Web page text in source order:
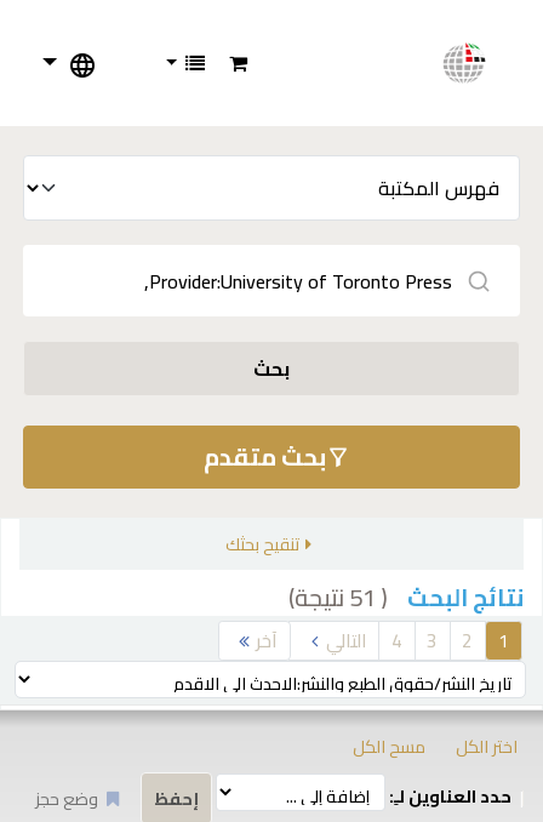
بحث
بحث متقدم
تنقيح بحثك
نتائج البحث ( 51 نتيجة)
1
2
3
4 التالي آخر
ترتيب بواسطة:
اختر الكل
مسح الكل
حدد العناوين لـِ:
وضع حجز